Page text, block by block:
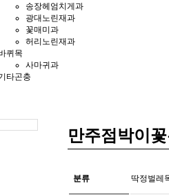
송장헤엄치게과
광대노린재과
꽃매미과
허리노린재과
퀴목
사마귀과
타곤충
만주점박이꽃
분류 딱정벌레